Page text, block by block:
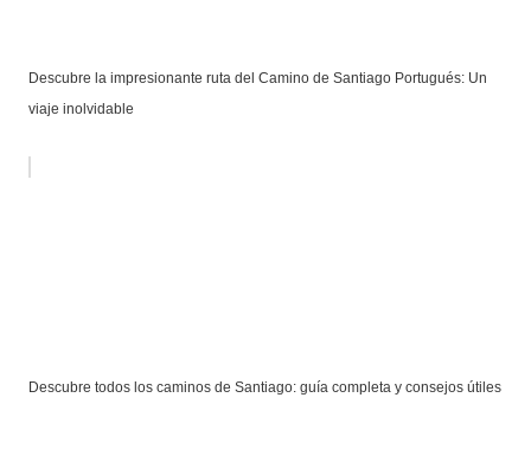
Descubre la impresionante ruta del Camino de Santiago Portugués: Un
viaje inolvidable
Descubre todos los caminos de Santiago: guía completa y consejos útiles